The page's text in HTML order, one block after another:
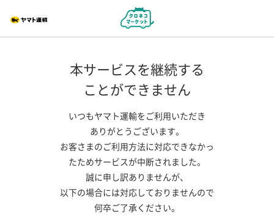
本サービスを継続する
ことができません
いつもヤマト運輸をご利用いただき
ありがとうございます。
お客さまのご利用方法に対応できなかっ
たためサービスが中断されました。
誠に申し訳ありませんが、
以下の場合には対応しておりませんので
何卒ご了承ください。